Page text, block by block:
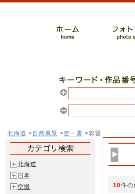
北海道 >自然風景 >空・雲 >彩雲
10件の
北海道
日本
空撮